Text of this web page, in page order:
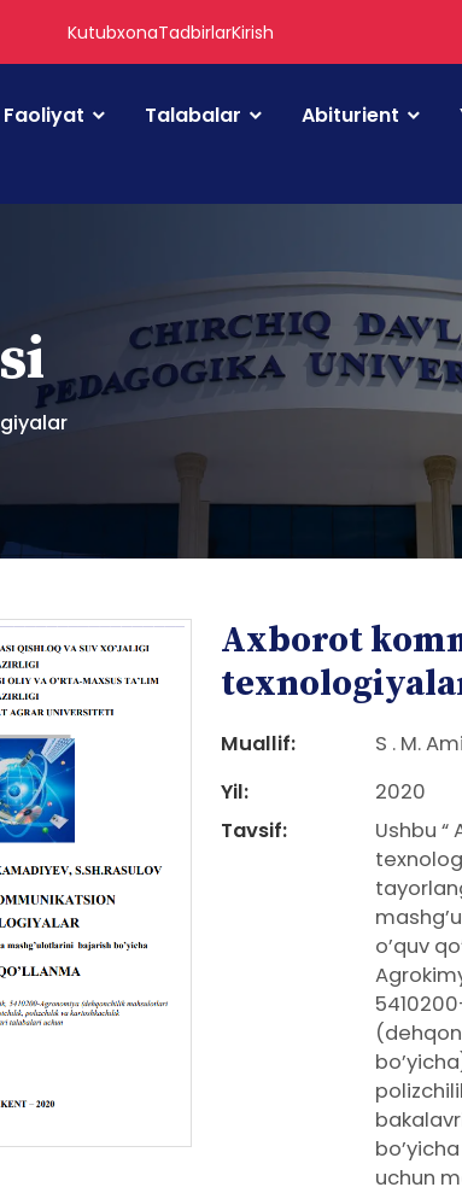
KutubxonaTadbirlarKirish
Faoliyat Talabalar Abiturient
Axborot
Muallif:
S . M.
Yil:
2020
Tavsif:
Ushbu
o’quv
uchun